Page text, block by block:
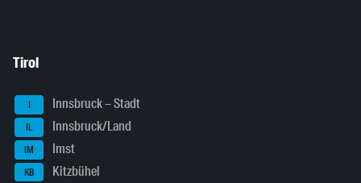
Tirol
I Innsbruck – Stadt
IL Innsbruck/Land
IM Imst
KB Kitzbühel